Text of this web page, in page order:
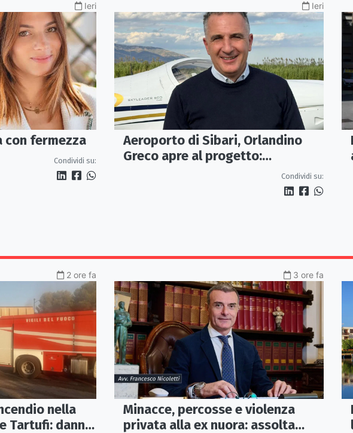
Ieri
con fermezza
Condividi su:
Ieri
Aeroporto di Sibari, Orlandino
Greco apre al progetto:
Condividi su:
2 ore fa
nella
Tartufi: danni
3 ore fa
Minacce, percosse e violenza
privata alla ex nuora: assolta